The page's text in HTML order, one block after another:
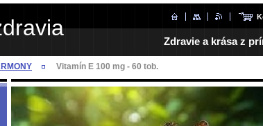
Zdravie a krása z
Vitamín E 100 mg - 60 tob.